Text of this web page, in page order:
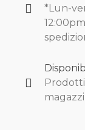
*Lun-